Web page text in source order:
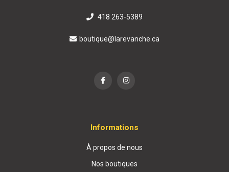
418 263-5389
boutique@larevanche.ca
Informations
À propos de nous
Nos boutiques